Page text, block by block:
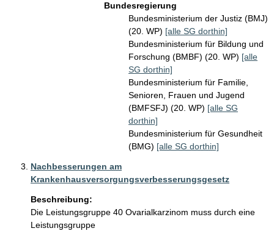
Bundesregierung
Bundesministerium der Justiz (BMJ)
(20. WP) [alle SG dorthin]
Bundesministerium für Bildung und
Forschung (BMBF) (20. WP) [alle
SG dorthin]
Bundesministerium für Familie,
Senioren, Frauen und Jugend
(BMFSFJ) (20. WP) [alle SG
dorthin]
Bundesministerium für Gesundheit
(BMG) [alle SG dorthin]
Nachbesserungen am
Krankenhausversorgungsverbesserungsgesetz
Beschreibung:
Die Leistungsgruppe 40 Ovarialkarzinom muss durch eine
Leistungsgruppe